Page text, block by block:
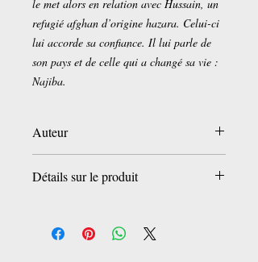
le met alors en relation avec Hussain, un
refugié afghan d’origine hazara. Celui-ci
lui accorde sa confiance. Il lui parle de
son pays et de celle qui a changé sa vie :
Najiba.
Auteur
Gian Luca Doretto (Auteur)
Détails sur le produit
Français
Cartonné ‏ : ‎104 pages